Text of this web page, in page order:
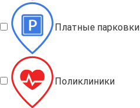
Платные парковки
Поликлиники